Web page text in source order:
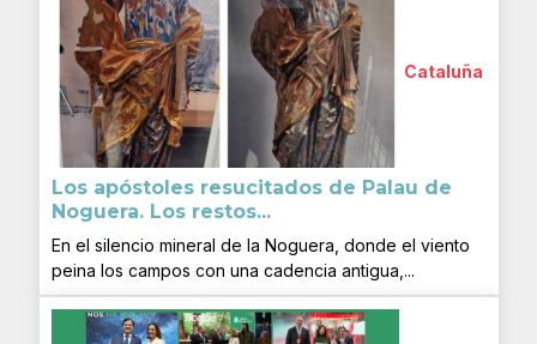
Cataluña
Los apóstoles resucitados de Palau de
Noguera. Los restos...
En el silencio mineral de la Noguera, donde el viento
peina los campos con una cadencia antigua,...